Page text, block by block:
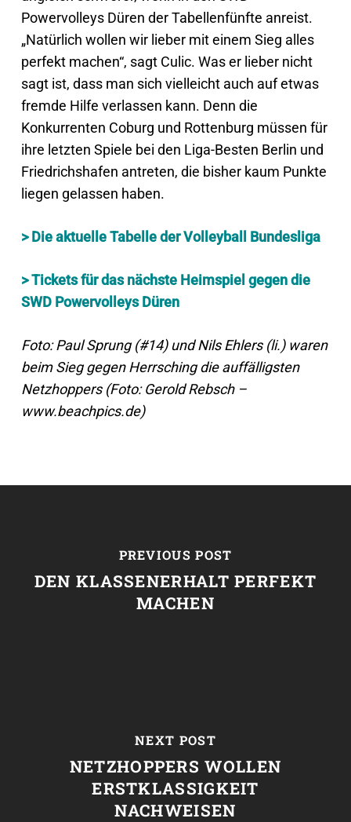
Powervolleys Düren der Tabellenfünfte anreist.
„Natürlich wollen wir lieber mit einem Sieg alles
perfekt machen“, sagt Culic. Was er lieber nicht
sagt ist, dass man sich vielleicht auch auf etwas
fremde Hilfe verlassen kann. Denn die
Konkurrenten Coburg und Rottenburg müssen für
ihre letzten Spiele bei den Liga-Besten Berlin und
Friedrichshafen antreten, die bisher kaum Punkte
liegen gelassen haben.
> Die aktuelle Tabelle der Volleyball Bundesliga
> Tickets für das nächste Heimspiel gegen die
SWD Powervolleys Düren
Foto: Paul Sprung (#14) und Nils Ehlers (li.) waren
beim Sieg gegen Herrsching die auffälligsten
Netzhoppers (Foto: Gerold Rebsch –
www.beachpics.de)
PREVIOUS POST
DEN KLASSENERHALT PERFEKT
MACHEN
NEXT POST
NETZHOPPERS WOLLEN
ERSTKLASSIGKEIT
NACHWEISEN